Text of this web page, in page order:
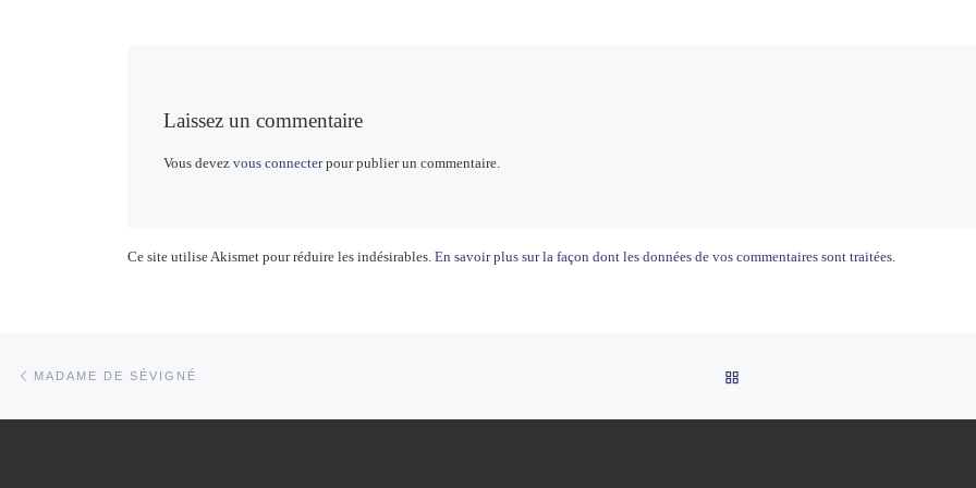
Laissez un commentaire
Vous devez vous connecterpour publier un commentaire.
Ce site utilise Akismet pour réduire les indésirables. En savoir plus sur la façon dont les données de vos commentaires sont traitées.
Parcourir les articles
MADAME DE SÉVIGNÉ